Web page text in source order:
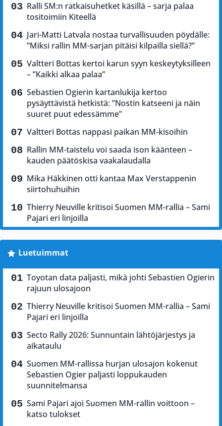
Ralli SM:n ratkaisuhetket käsillä – sarja palaa
tositoimiin Kiteellä
Jari-Matti Latvala nostaa turvallisuuden pöydälle:
”Miksi rallin MM-sarjan pitäisi kilpailla siellä?”
Valtteri Bottas kertoi karun syyn keskeytyksilleen
– ”Kaikki alkaa palaa”
Sebastien Ogierin kartanlukija kertoo
pysäyttävistä hetkistä: ”Nostin katseeni ja näin
suuret puut edessämme”
Valtteri Bottas nappasi paikan MM-kisoihin
Rallin MM-taistelu voi saada ison käänteen –
kauden päätöskisa vaakalaudalla
Mika Häkkinen otti kantaa Max Verstappenin
siirtohuhuihin
Thierry Neuville kritisoi Suomen MM-rallia – Sami
Pajari eri linjoilla
Luetuimmat
Toyotan data paljasti, mikä johti Sebastien Ogierin
rajuun ulosajoon
Thierry Neuville kritisoi Suomen MM-rallia – Sami
Pajari eri linjoilla
Secto Rally 2026: Sunnuntain lähtöjärjestys ja
aikataulu
Suomen MM-rallissa hurjan ulosajon kokenut
Sebastien Ogier paljasti loppukauden
suunnitelmansa
Sami Pajari ajoi Suomen MM-rallin voittoon –
katso tulokset